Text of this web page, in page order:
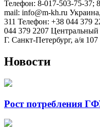
Телефон: 8-017-503-75-37;
mail: info@m-kh.ru
311 Телефон: +38 044 379
044 379 2207
Г. Санкт-Петербург, а/я 107
Новости
Рост потребления